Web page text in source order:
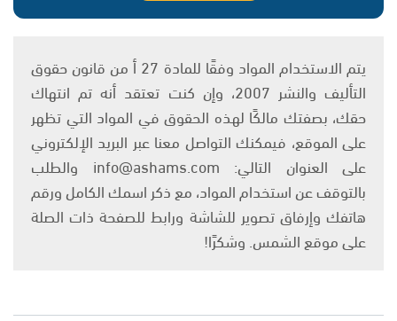
يتم الاستخدام المواد وفقًا للمادة 27 أ من قانون حقوق
التأليف والنشر 2007، وإن كنت تعتقد أنه تم انتهاك
حقك، بصفتك مالكًا لهذه الحقوق في المواد التي تظهر
على الموقع، فيمكنك التواصل معنا عبر البريد الإلكتروني
على العنوان التالي: info@ashams.com والطلب
بالتوقف عن استخدام المواد، مع ذكر اسمك الكامل ورقم
هاتفك وإرفاق تصوير للشاشة ورابط للصفحة ذات الصلة
على موقع الشمس. وشكرًا!